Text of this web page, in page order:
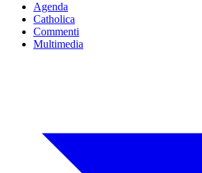
Agenda
Catholica
Commenti
Multimedia